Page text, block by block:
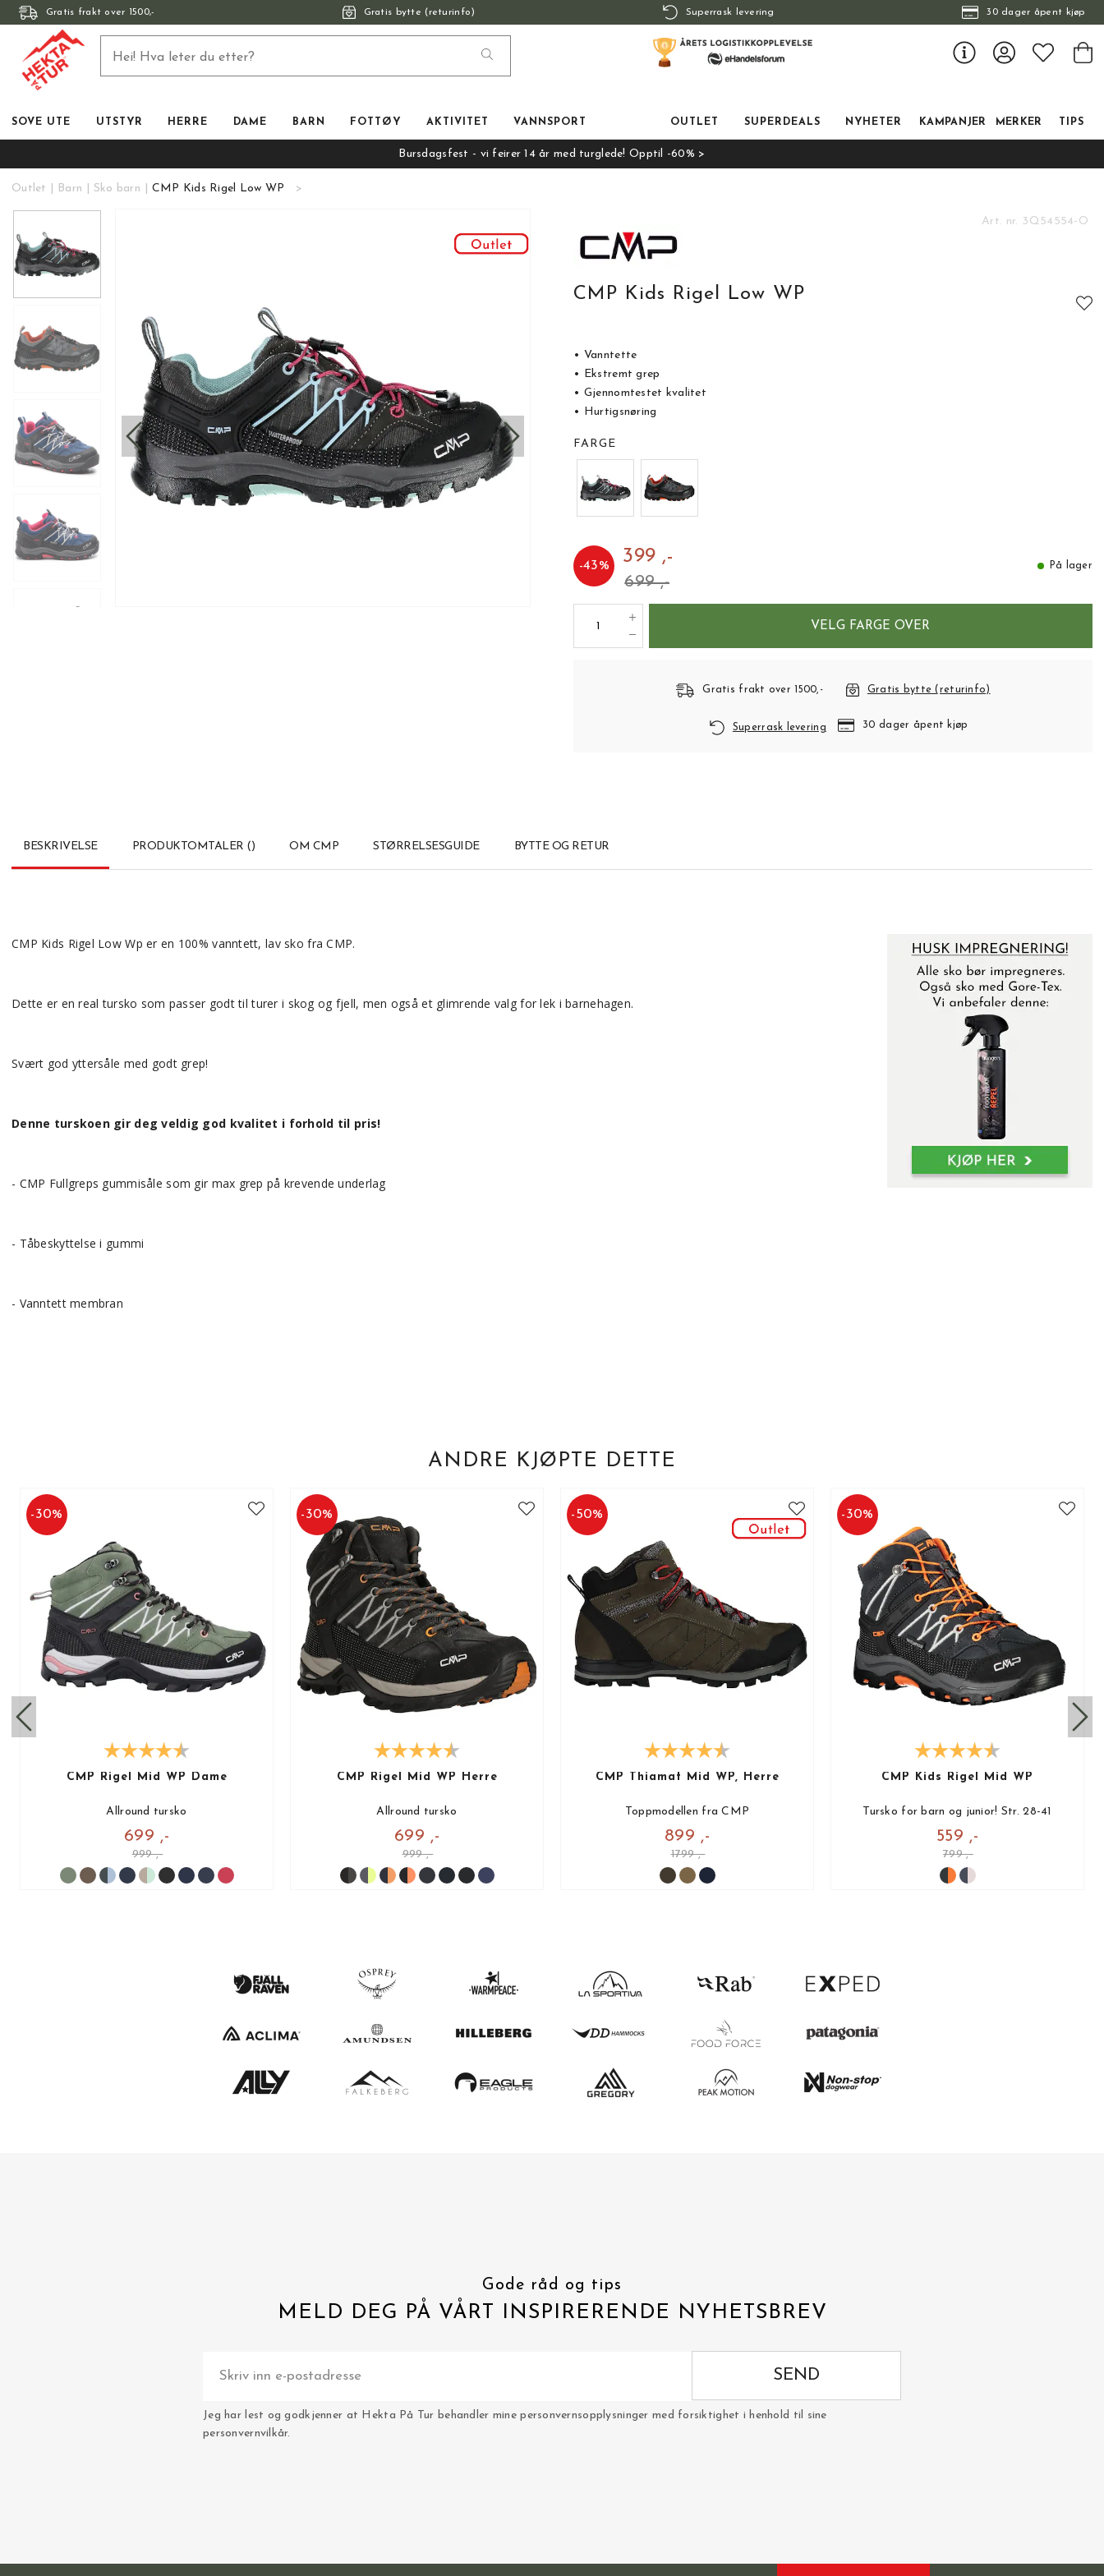
Gratis frakt over 1500,- Gratis bytte (returinfo) Superrask levering 30 dager åpent kjøp
SOVE UTE UTSTYR HERRE DAME BARN FOTTØY AKTIVITET VANNSPORT OUTLET SUPERDEALS NYHETER KAMPANJER MERKER TIPS
Bursdagsfest - vi feirer 14 år med turglede! Opptil -60% >
Outlet Barn Sko barn CMP Kids Rigel Low WP
Art. nr. 3Q54554-O
CMP Kids Rigel Low WP
• Vanntette
• Ekstremt grep
• Gjennomtestet kvalitet
• Hurtigsnøring
FARGE
-43% 399 ,-
699 ,-
På lager
VELG FARGE OVER
Gratis frakt over 1500,- Gratis bytte (returinfo)
Superrask levering 30 dager åpent kjøp
BESKRIVELSE PRODUKTOMTALER () OM CMP STØRRELSESGUIDE BYTTE OG RETUR
CMP Kids Rigel Low Wp er en 100% vanntett, lav sko fra CMP.
Dette er en real tursko som passer godt til turer i skog og fjell, men også et glimrende valg for lek i barnehagen.
Svært god yttersåle med godt grep!
Denne turskoen gir deg veldig god kvalitet i forhold til pris!
- CMP Fullgreps gummisåle som gir max grep på krevende underlag
- Tåbeskyttelse i gummi
- Vanntett membran
ANDRE KJØPTE DETTE
-30%
CMP Rigel Mid WP Dame
Allround tursko
699 ,-
999 ,-
-30%
CMP Rigel Mid WP Herre
Allround tursko
699 ,-
999 ,-
-50%
CMP Thiamat Mid WP, Herre
Toppmodellen fra CMP
899 ,-
1799 ,-
-30%
CMP Kids Rigel Mid WP
Tursko for barn og junior! Str. 28-41
559 ,-
799 ,-
Gode råd og tips
MELD DEG PÅ VÅRT INSPIRERENDE NYHETSBREV
SEND
Jeg har lest og godkjenner at Hekta På Tur behandler mine personvernsopplysninger med forsiktighet i henhold til sine
personvernvilkår.